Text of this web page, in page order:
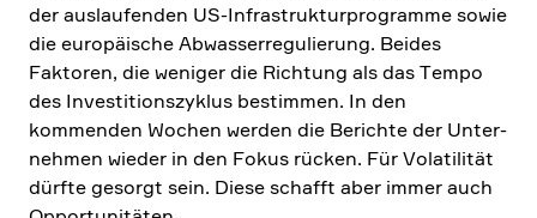
der auslau­fenden US-Infra­struk­tur­pro­gramme sowie
die europäi­sche Abwas­ser­re­gu­lie­rung. Beides
Faktoren, die weniger die Richtung als das Tempo
des Investi­ti­ons­zy­klus bestimmen. In den
kommenden Wochen werden die Berichte der Unter­
nehmen wieder in den Fokus rücken. Für Volati­lität
dürfte gesorgt sein. Diese schafft aber immer auch